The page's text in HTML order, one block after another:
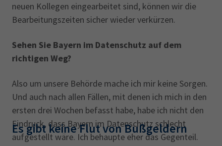
neuen Kollegen eingearbeitet sind, können wir die
Bearbeitungszeiten sicher wieder verkürzen.
Sehen Sie Bayern im Datenschutz auf dem
richtigen Weg?
Also um unsere Behörde mache ich mir keine Sorgen.
Und auch nach allen Fällen, mit denen ich mich in den
ersten drei Wochen befasst habe, habe ich nicht den
Eindruck, dass Bayern im Datenschutz schlecht
aufgestellt wäre. Ich behaupte eher das Gegenteil.
Es gibt keine Flut von Bußgeldern